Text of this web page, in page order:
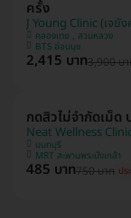
ครั้ง
J Young Clinic (เจยั
คลองเตย , สวนหลวง
BTS อ่อนนุช
2,415 บาท3,900 บ
กดสิวไม่จำกัดเม็ด
Neat Wellness
นนทบุรี
MRT สะพานพระนั่งเกล้า
485 บาท750 บาท ป